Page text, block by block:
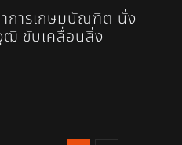
การเกษมบัณฑิต นั่ง
ขับเคลื่อนสิ่ง